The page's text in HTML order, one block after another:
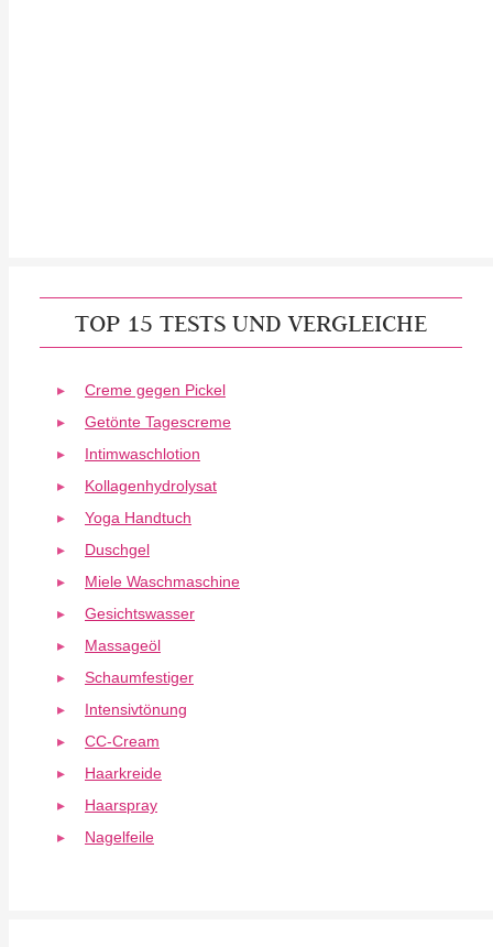
TOP 15 TESTS UND VERGLEICHE
Creme gegen Pickel
Getönte Tagescreme
Intimwaschlotion
Kollagenhydrolysat
Yoga Handtuch
Duschgel
Miele Waschmaschine
Gesichtswasser
Massageöl
Schaumfestiger
Intensivtönung
CC-Cream
Haarkreide
Haarspray
Nagelfeile